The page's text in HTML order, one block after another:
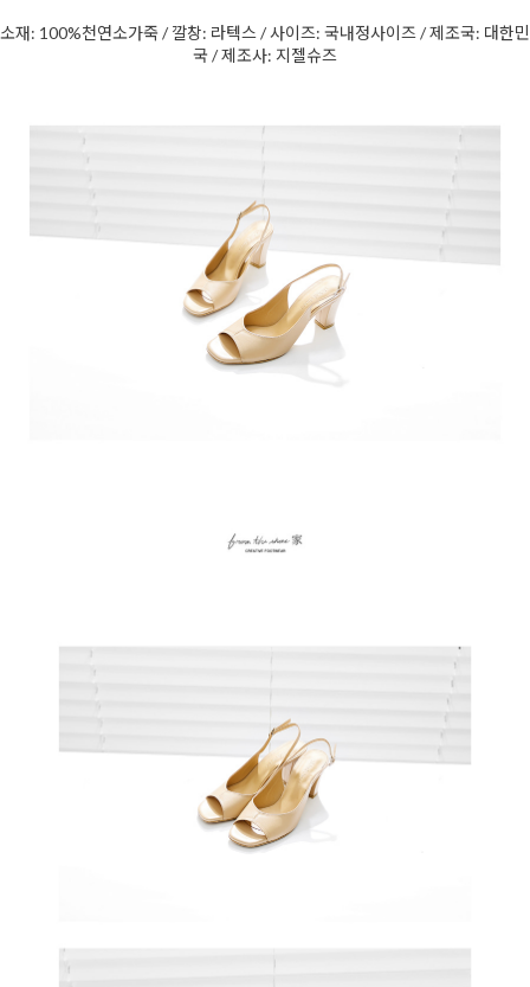
소재: 100%천연소가죽 / 깔창: 라텍스 / 사이즈: 국내정사이즈 / 제조국: 대한민
국 / 제조사: 지젤슈즈